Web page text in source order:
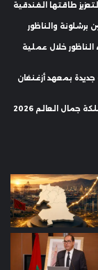
برشلونة والناظور
خلال عملية
بمعهد أزغنغان
العالم 2026